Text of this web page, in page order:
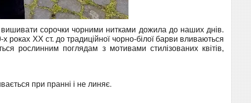
вишивати сорочки чорними нитками дожила до наших днів.
роках ХХ ст. до традиційної чорно-білої барви вливаються
рослинним поглядам з мотивами стилізованих квітів,
при пранні і не линяє.